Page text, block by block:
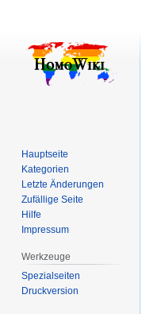
Hauptseite
Kategorien
Letzte Änderungen
Zufällige Seite
Hilfe
Impressum
Werkzeuge
Spezialseiten
Druckversion